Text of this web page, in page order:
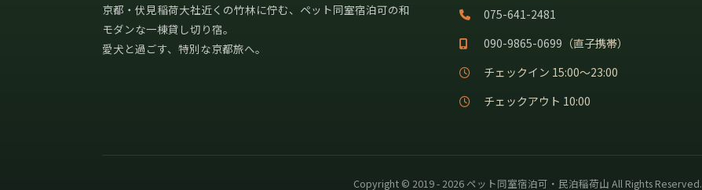
京都・伏見稲荷大社近くの竹林に佇む、ペット同室宿泊可の和
モダンな一棟貸し切り宿。
愛犬と過ごす、特別な京都旅へ。
075-641-2481
090-9865-0699 （直子携帯）
チェックイン 15:00〜23:00
チェックアウト 10:00
Copyright © 2019 - 2026 ペット同室宿泊可・民泊稲荷山 All Rights Reserved.